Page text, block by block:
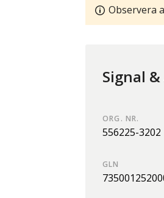
Observera
Signal
ORG. NR.
556225-3202
GLN